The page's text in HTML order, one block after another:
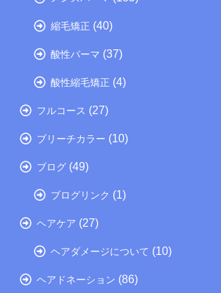
縮毛矯正 (40)
酸性パーマ (37)
酸性縮毛矯正 (4)
フルコース (27)
ブリーチカラー (10)
ブログ (49)
ブログリンク (1)
ヘアケア (27)
ヘアダメージについて (10)
ヘアドネーション (86)